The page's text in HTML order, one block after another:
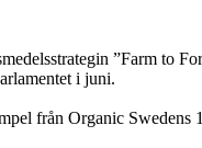
”Farm to
i juni.
från Organic Swedens